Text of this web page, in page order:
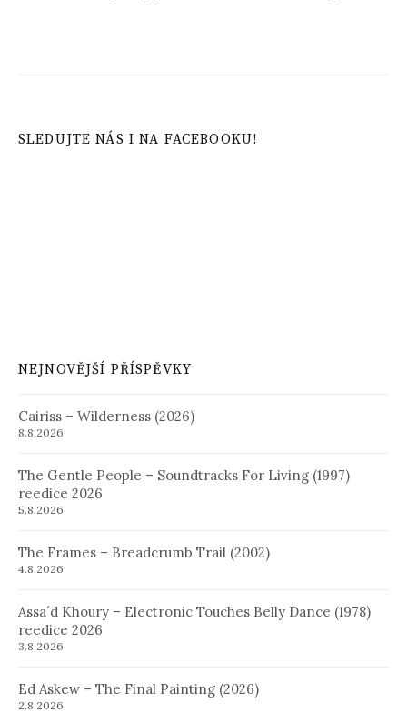
SLEDUJTE NÁS I NA FACEBOOKU!
NEJNOVĚJŠÍ PŘÍSPĚVKY
Cairiss – Wilderness (2026)
8.8.2026
The Gentle People – Soundtracks For Living (1997)
reedice 2026
5.8.2026
The Frames – Breadcrumb Trail (2002)
4.8.2026
Assa´d Khoury – Electronic Touches Belly Dance (1978)
reedice 2026
3.8.2026
Ed Askew – The Final Painting (2026)
2.8.2026